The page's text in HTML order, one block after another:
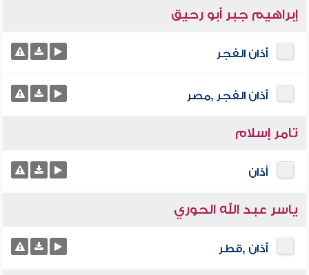
إبراهيم جبر أبو رحيق
أذان الفجر
أذان الفجر ,مصر
تامر إسلام
أذان
ياسر عبد الله الحوري
أذان ,قطر